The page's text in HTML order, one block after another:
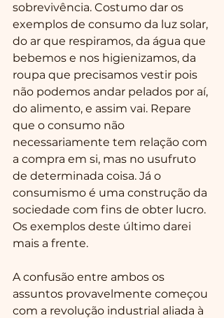
sobrevivência. Costumo dar os
exemplos de consumo da luz solar,
do ar que respiramos, da água que
bebemos e nos higienizamos, da
roupa que precisamos vestir pois
não podemos andar pelados por aí,
do alimento, e assim vai. Repare
que o consumo não
necessariamente tem relação com
a compra em si, mas no usufruto
de determinada coisa. Já o
consumismo é uma construção da
sociedade com fins de obter lucro.
Os exemplos deste último darei
mais a frente.
A confusão entre ambos os
assuntos provavelmente começou
com a revolução industrial aliada à